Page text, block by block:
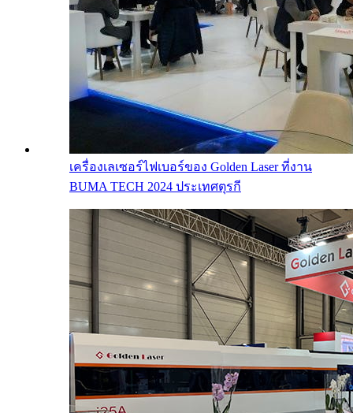
เครื่องเลเซอร์ไฟเบอร์ของ Golden Laser ที่งาน
BUMA TECH 2024 ประเทศตุรกี